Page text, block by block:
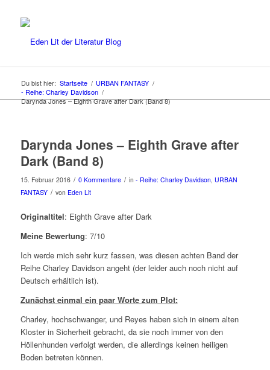
Du bist hier: Startseite / URBAN FANTASY /
- Reihe: Charley Davidson /
Darynda Jones – Eighth Grave after Dark (Band 8)
Darynda Jones – Eighth Grave after
Dark (Band 8)
15. Februar 2016 / 0 Kommentare / in - Reihe: Charley Davidson, URBAN
FANTASY / von Eden Lit
Originaltitel: Eighth Grave after Dark
Meine Bewertung: 7/10
Ich werde mich sehr kurz fassen, was diesen achten Band der
Reihe Charley Davidson angeht (der leider auch noch nicht auf
Deutsch erhältlich ist).
Zunächst einmal ein paar Worte zum Plot:
Charley, hochschwanger, und Reyes haben sich in einem alten
Kloster in Sicherheit gebracht, da sie noch immer von den
Höllenhunden verfolgt werden, die allerdings keinen heiligen
Boden betreten können.